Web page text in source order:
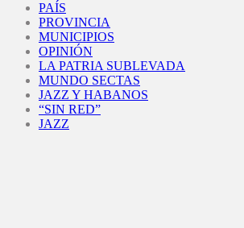
PAÍS
PROVINCIA
MUNICIPIOS
OPINIÓN
LA PATRIA SUBLEVADA
MUNDO SECTAS
JAZZ Y HABANOS
“SIN RED”
JAZZ